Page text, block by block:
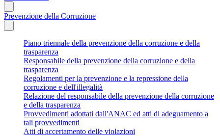
Prevenzione della Corruzione
Piano triennale della prevenzione della corruzione e della
trasparenza
Responsabile della prevenzione della corruzione e della
trasparenza
Regolamenti per la prevenzione e la repressione della
corruzione e dell'illegalità
Relazione del responsabile della prevenzione della corruzione
e della trasparenza
Provvedimenti adottati dall'ANAC ed atti di adeguamento a
tali provvedimenti
Atti di accertamento delle violazioni